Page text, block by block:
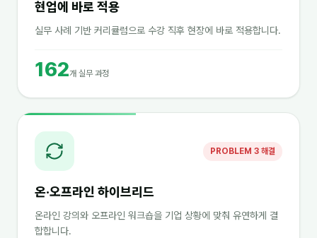
현업에 바로 적용
실무 사례 기반 커리큘럼으로 수강 직후 현장에 바로 적용합니다.
162개 실무 과정
PROBLEM 3 해결
온·오프라인 하이브리드
온라인 강의와 오프라인 워크숍을 기업 상황에 맞춰 유연하게 결
합합니다.